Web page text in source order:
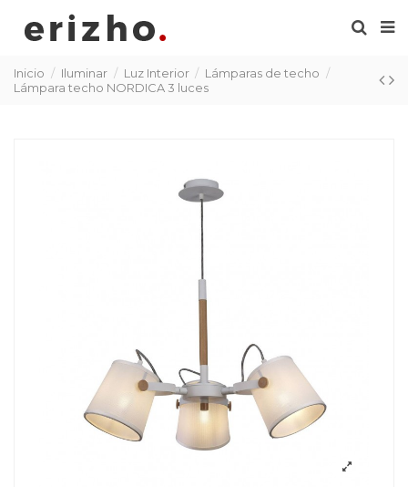
Inicio Iluminar Luz Interior
Lámparas de techo
Lámpara techo NORDICA 3 luces